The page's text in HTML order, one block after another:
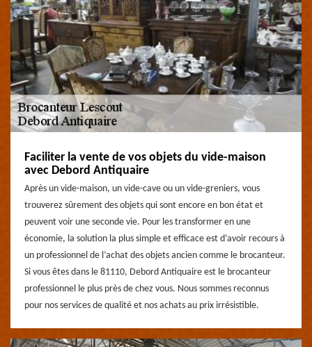
Faciliter la vente de vos objets du vide-maison
avec Debord Antiquaire
Après un vide-maison, un vide-cave ou un vide-greniers, vous
trouverez sûrement des objets qui sont encore en bon état et
peuvent voir une seconde vie. Pour les transformer en une
économie, la solution la plus simple et efficace est d’avoir recours à
un professionnel de l’achat des objets ancien comme le brocanteur.
Si vous êtes dans le 81110, Debord Antiquaire est le brocanteur
professionnel le plus près de chez vous. Nous sommes reconnus
pour nos services de qualité et nos achats au prix irrésistible.